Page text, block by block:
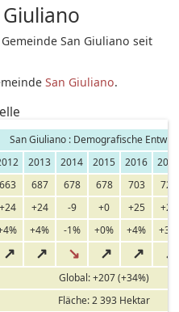
San Giuliano seit
San Giuliano.
San Giuliano : Demografische
2013 2014 2015 2016
663 687 678 678 703
726
+24 +24 -9 +0 +25
+23
+4% -1% +0% +4%
+3%
↗ ↗ ↘ ↗ ↗ ↗
Global: +207 (+34%)
Fläche: 2 393 Hektar